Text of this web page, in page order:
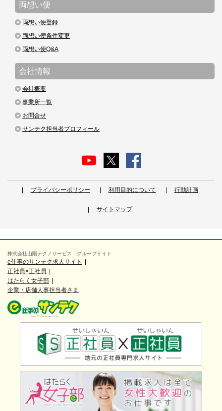
両想い便
両想い便登録
両想い便条件変更
両想い便Q&A
会社情報
会社概要
事業所一覧
お問合せ
サンテク担当者プロフィール
プライバシーポリシー 利用目的について 行動計画
サイトマップ
株式会社山陽テクノサービス グループサイト
e仕事のサンテク求人サイト
正社員×正社員
はたらく女子部
企業・店舗人事担当者さま